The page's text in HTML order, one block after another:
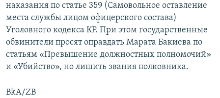
наказания по статье 359 (Самовольное оставление
места службы лицом офицерского состава)
Уголовного кодекса КР. При этом государственные
обвинители просят оправдать Марата Бакиева по
статьям «Превышение должностных полномочий»
и «Убийство», но лишить звания полковника.
BkA/ZB